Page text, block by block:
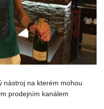
nástroj na kterém mohou
prodejním kanálem